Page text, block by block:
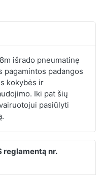
išrado pneumatinę
pagamintos padangos
kokybės ir
Iki pat šių
pasiūlyti
reglamentą nr.